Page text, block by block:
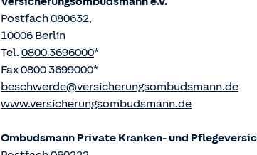
Postfach 080632,
10006 Berlin
Tel. 0800 3696000*
Fax 0800 3699000*
beschwerde@versicherungsombudsmann.de
www.versicherungsombudsmann.de
Ombudsmann Private Kranken- und